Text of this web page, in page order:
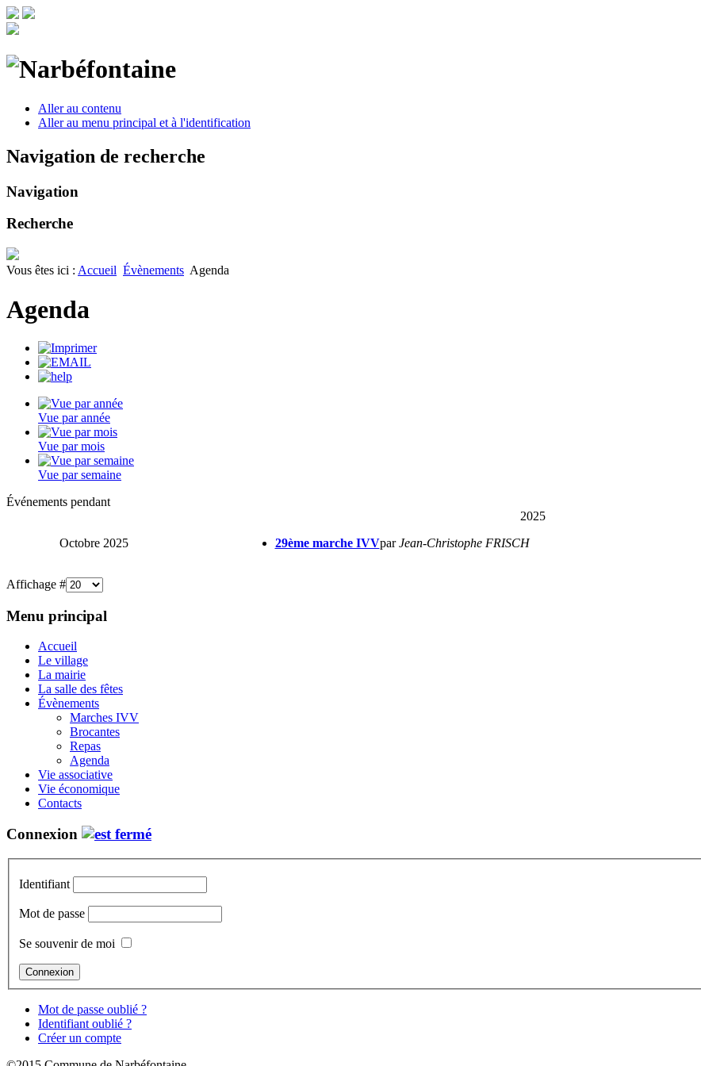
Aller au contenu
Aller au menu principal et à l'identification
Navigation de recherche
Navigation
Recherche
Vous êtes ici : Accueil Évènements Agenda
Agenda
Vue par année
Vue par mois
Vue par semaine
Événements pendant
2025
Octobre 2025
29ème marche IVVparJean-Christophe FRISCH
Affichage #
Menu principal
Accueil
Le village
La mairie
La salle des fêtes
Évènements
Marches IVV
Brocantes
Repas
Agenda
Vie associative
Vie économique
Contacts
Connexion
Identifiant
Mot de passe
Se souvenir de moi
Mot de passe oublié ?
Identifiant oublié ?
Créer un compte